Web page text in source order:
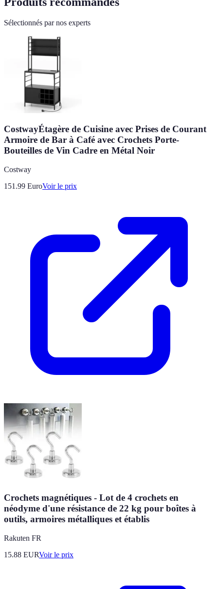
Sélectionnés par nos experts
CostwayÉtagère de Cuisine avec Prises de Courant
Armoire de Bar à Café avec Crochets Porte-
Bouteilles de Vin Cadre en Métal Noir
Costway
151.99 EuroVoir le prix
Crochets magnétiques - Lot de 4 crochets en
néodyme d'une résistance de 22 kg pour boîtes à
outils, armoires métalliques et établis
Rakuten FR
15.88 EURVoir le prix